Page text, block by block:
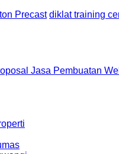
Precast diklat training
Jasa Pembuatan